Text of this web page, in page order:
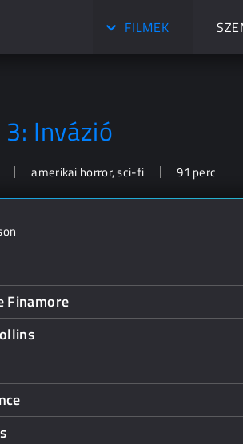
FILMEK
Invázió
amerikai horror, sci-fi 91 perc
Finamore